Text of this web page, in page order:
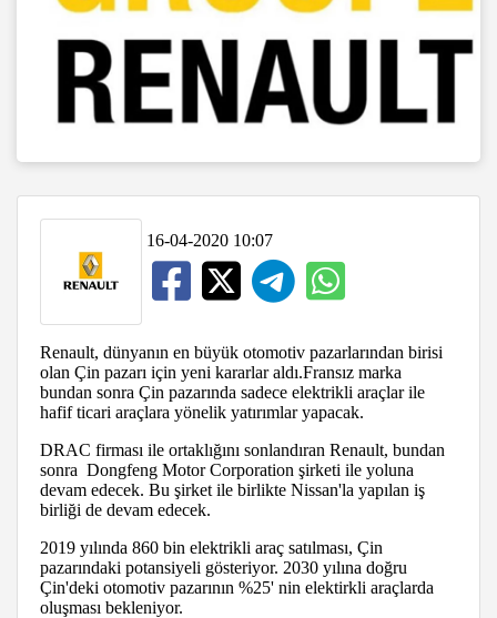
16-04-2020 10:07
Renault, dünyanın en büyük otomotiv pazarlarından birisi
olan Çin pazarı için yeni kararlar aldı.Fransız marka
bundan sonra Çin pazarında sadece elektrikli araçlar ile
hafif ticari araçlara yönelik yatırımlar yapacak.
DRAC firması ile ortaklığını sonlandıran Renault, bundan
sonra Dongfeng Motor Corporation şirketi ile yoluna
devam edecek. Bu şirket ile birlikte Nissan'la yapılan iş
birliği de devam edecek.
2019 yılında 860 bin elektrikli araç satılması, Çin
pazarındaki potansiyeli gösteriyor. 2030 yılına doğru
Çin'deki otomotiv pazarının %25' nin elektirkli araçlarda
oluşması bekleniyor.